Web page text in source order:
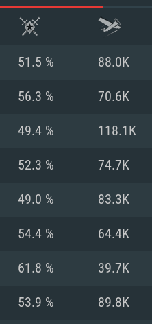
51.5 % 88.0K
56.3 % 70.6K
49.4 % 118.1K
52.3 % 74.7K
49.0 % 83.3K
54.4 % 64.4K
61.8 % 39.7K
53.9 % 89.8K